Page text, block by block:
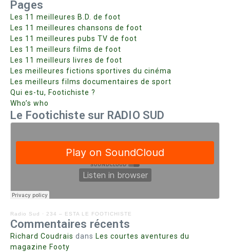
Pages
Les 11 meilleures B.D. de foot
Les 11 meilleures chansons de foot
Les 11 meilleures pubs TV de foot
Les 11 meilleurs films de foot
Les 11 meilleurs livres de foot
Les meilleures fictions sportives du cinéma
Les meilleurs films documentaires de sport
Qui es-tu, Footichiste ?
Who’s who
Le Footichiste sur RADIO SUD
Radio Sud · 234 – ESTA LE FOOTICHISTE
Commentaires récents
Richard Coudrais dans Les courtes aventures du
magazine Footy